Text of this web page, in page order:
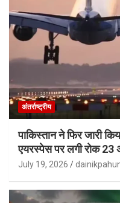
अंतर्राष्ट्रीय
पाकिस्तान ने फिर जारी
एयरस्पेस पर लगी रोक 23
July 19, 2026